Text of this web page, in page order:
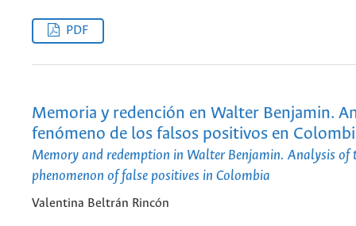
PDF
Memoria y redención en Walter Benjamin.
fenómeno de los falsos positivos en
Memory and redemption in Walter Benjamin. Analysis of
phenomenon of false positives in Colombia
Valentina Beltrán Rincón